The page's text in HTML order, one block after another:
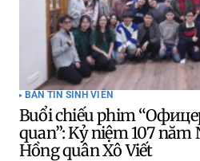
BẢN TIN SINH VIÊN
Buổi chiếu phim
quan”: Kỷ niệm 107 năm
Hồng quân Xô Viết